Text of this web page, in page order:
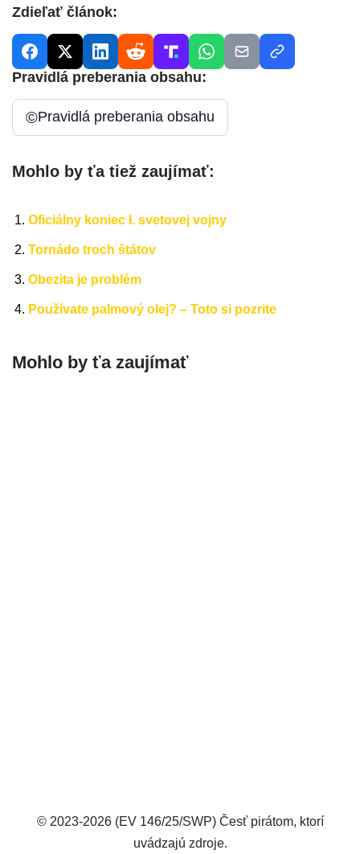
Zdieľať článok:
Pravidlá preberania obsahu:
©Pravidlá preberania obsahu
Mohlo by ťa tiež zaujímať:
Oficiálny koniec I. svetovej vojny
Tornádo troch štátov
Obezita je problém
Používate palmový olej? – Toto si pozrite
Mohlo by ťa zaujímať
© 2023-2026 (EV 146/25/SWP) Česť pirátom, ktorí
uvádzajú zdroje.